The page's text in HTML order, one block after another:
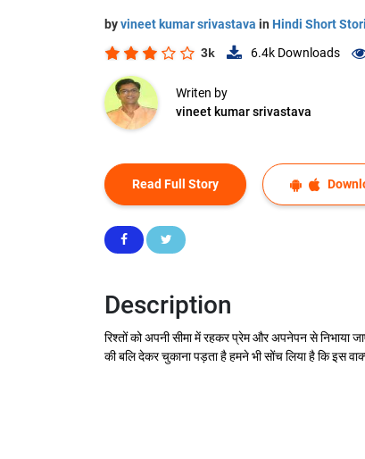
byvineet kumar srivastava in Hindi Short
3k 6.4k Downloads
Writen by
vineet kumar srivastava
Read Full Story
Description
रिश्तों को अपनी सीमा में रहकर प्रेम और अपनेपन से निभाया
की बलि देकर चुकाना पड़ता है हमने भी सोंच लिया है कि इस